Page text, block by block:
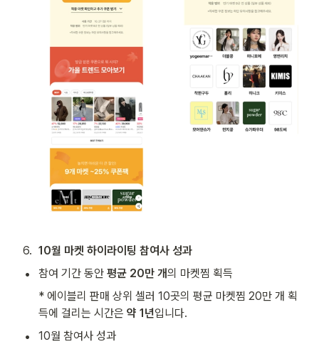
6. 10월 마켓 하이라이팅 참여사 성과
• 참여 기간 동안 평균 20만 개의 마켓찜 획득
* 에이블리 판매 상위 셀러 10곳의 평균 마켓찜 20만 개 획
득에 걸리는 시간은 약 1년입니다.
• 10월 참여사 성과